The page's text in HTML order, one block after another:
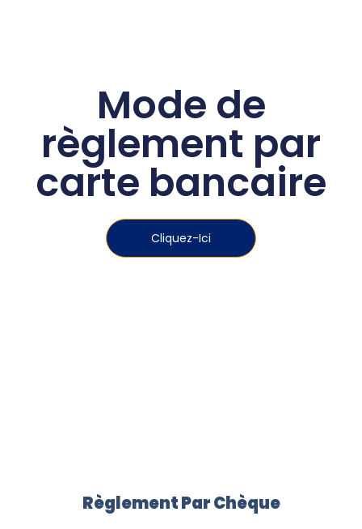
Mode de
règlement par
carte bancaire
Cliquez-Ici
Règlement Par Chèque